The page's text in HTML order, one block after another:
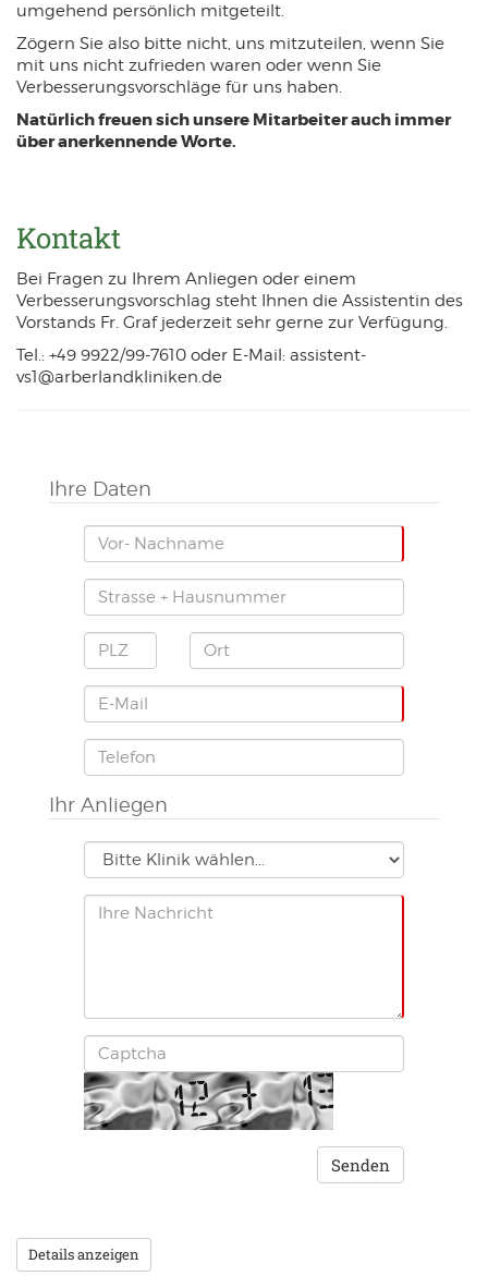
umgehend persönlich mitgeteilt.
Zögern Sie also bitte nicht, uns mitzuteilen, wenn Sie
mit uns nicht zufrieden waren oder wenn Sie
Verbesserungsvorschläge für uns haben.
Natürlich freuen sich unsere Mitarbeiter auch immer
über anerkennende Worte.
Kontakt
Bei Fragen zu Ihrem Anliegen oder einem
Verbesserungsvorschlag steht Ihnen die Assistentin des
Vorstands Fr. Graf jederzeit sehr gerne zur Verfügung.
Tel.: +49 9922/99-7610 oder E-Mail: assistent-
vs1@arberlandkliniken.de
Ihre Daten
Ihr Anliegen
Details anzeigen
Name:
cookie_consent
Zweck:
Dieser Cookie speichert die ausgewählten Einverständnis-Optionen des
Benutzers
Cookie Laufzeit:
1 Jahr
Um Inhalte von Videoplattformen und Social
Media Plattformen anzeigen zu können,
werden von diesen externen Medien
Cookies gesetzt.
YouTube
Google Ireland Limited
Zweck:
Dient der Datenverarbeitung während des ausführen von Videos
Cookie Laufzeit: